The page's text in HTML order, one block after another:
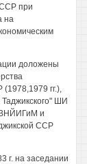
ССР при
на
доложены
гг.),
ШИ
ВНЙИГиМ и
ССР
г. на заседании